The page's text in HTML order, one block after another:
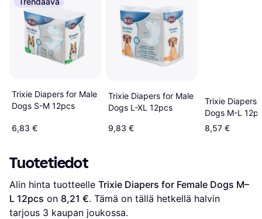
Trixie Diapers for Male
Dogs S-M 12pcs
6,83 €
Trixie Diapers for Male
Dogs L-XL 12pcs
9,83 €
Trixie Diapers
Dogs M-L
8,57 €
Tuotetiedot
Alin hinta tuotteelle Trixie Diapers for Female Dogs M–
L 12pcs on 8,21 €. Tämä on tällä hetkellä halvin
tarjous 3 kaupan joukossa.